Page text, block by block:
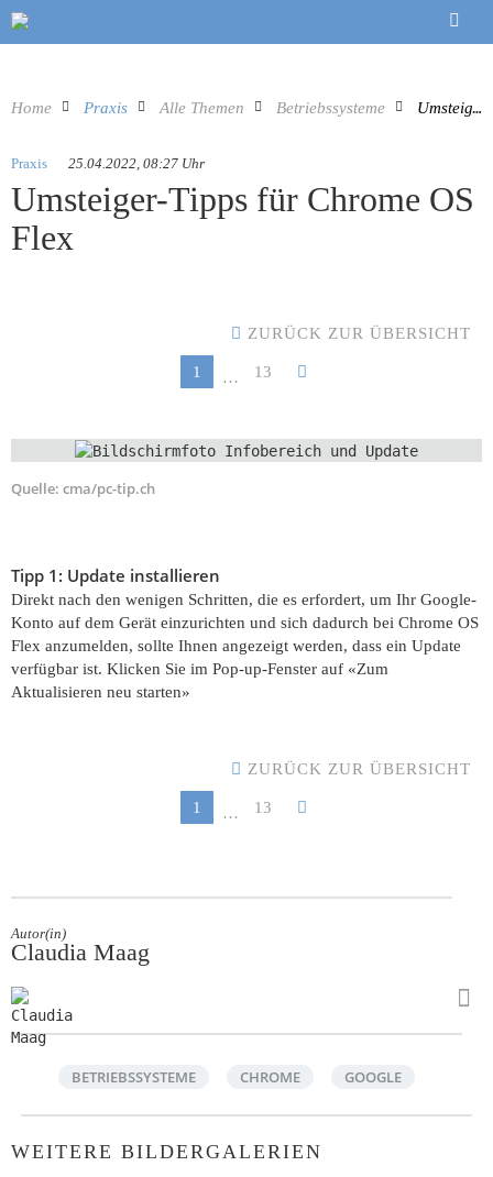
Home Praxis Alle Themen Betriebssysteme Umsteiger-Tipps für Chrome OS Flex
Praxis 25.04.2022, 08:27 Uhr
Umsteiger-Tipps für Chrome OS
Flex
ZURÜCK ZUR ÜBERSICHT
1 … 13
Quelle: cma/pc-tip.ch
Tipp 1: Update installieren
Direkt nach den wenigen Schritten, die es erfordert, um Ihr Google-
Konto auf dem Gerät einzurichten und sich dadurch bei Chrome OS
Flex anzumelden, sollte Ihnen angezeigt werden, dass ein Update
verfügbar ist. Klicken Sie im Pop-up-Fenster auf «Zum
Aktualisieren neu starten»
ZURÜCK ZUR ÜBERSICHT
1 … 13
Autor(in)
Claudia Maag
BETRIEBSSYSTEME CHROME GOOGLE
WEITERE BILDERGALERIEN